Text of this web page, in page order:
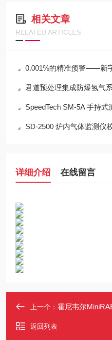
相关文章
RELATED ARTICLES
0.001%的精准预警——新宇宙
君道预处理集成防爆氢气
SpeedTech SM-5A 手持式测
SD-2500 炉内气体监测仪
详细介绍 在线留言
上一个： 霍尼韦尔MiniRAE
返回列表